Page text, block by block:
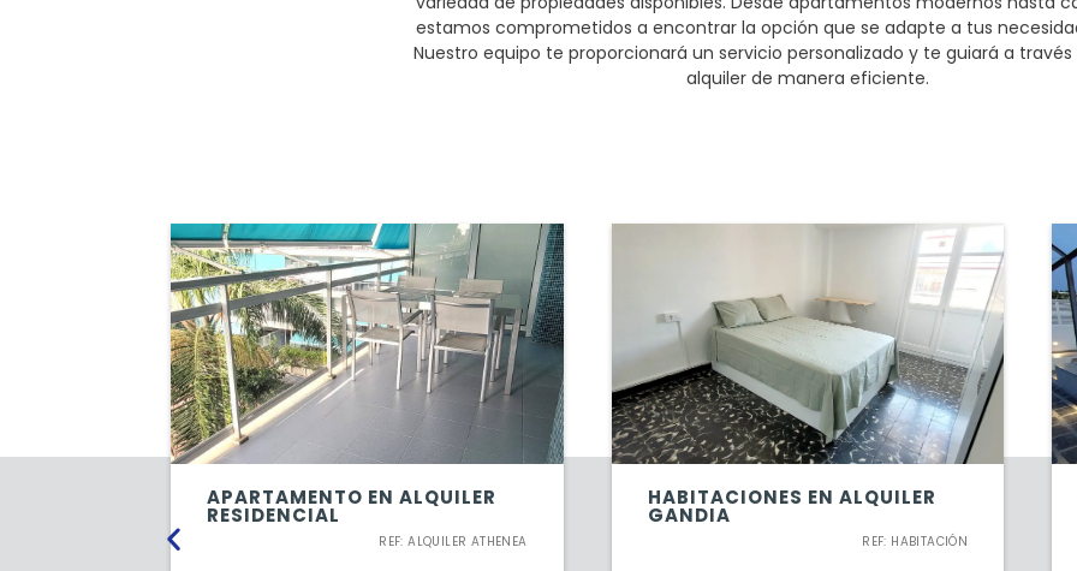
estamos comprometidos a encontrar la opción que se adapte a tus
Nuestro equipo te proporcionará un servicio personalizado y te guiará a
alquiler de manera eficiente.
APARTAMENTO EN ALQUILER
RESIDENCIAL
REF: ALQUILER ATHENEA
HABITACIONES EN ALQUILER
GANDIA
REF: HABITACIÓN